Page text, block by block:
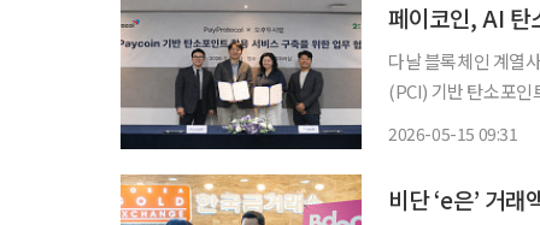
페이코인, AI 탄
다날 블록체인 계열
(PCI) 기반 탄소포인
2026-05-15 09:31
비단 ‘e은’ 거